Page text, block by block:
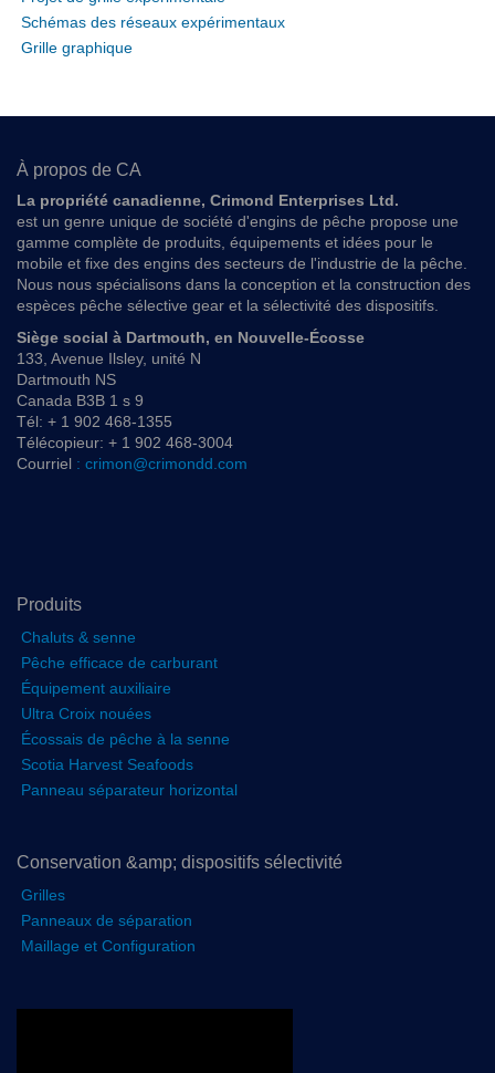
Schémas des réseaux expérimentaux
Grille graphique
À propos de CA
La propriété canadienne, Crimond Enterprises Ltd.
est un genre unique de société d'engins de pêche propose une
gamme complète de produits, équipements et idées pour le
mobile et fixe des engins des secteurs de l'industrie de la pêche.
Nous nous spécialisons dans la conception et la construction des
espèces pêche sélective gear et la sélectivité des dispositifs.
Siège social à Dartmouth, en Nouvelle-Écosse
133, Avenue Ilsley, unité N
Dartmouth NS
Canada B3B 1 s 9
Tél: + 1 902 468-1355
Télécopieur: + 1 902 468-3004
Courriel : crimon@crimondd.com
Produits
Chaluts & senne
Pêche efficace de carburant
Équipement auxiliaire
Ultra Croix nouées
Écossais de pêche à la senne
Scotia Harvest Seafoods
Panneau séparateur horizontal
Conservation &amp; dispositifs sélectivité
Grilles
Panneaux de séparation
Maillage et Configuration